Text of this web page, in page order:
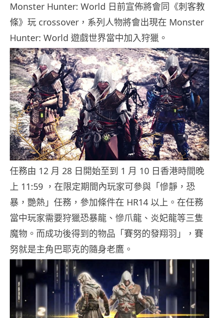
Monster Hunter: World 日前宣佈將會同《刺客教
條》玩 crossover，系列人物將會出現在 Monster
Hunter: World 遊戲世界當中加入狩獵。
任務由 12 月 28 日開始至到 1 月 10 日香港時間晚
上 11:59 ，在限定期間內玩家可參與「慘靜，恐
暴，艷熱」任務，參加條件在 HR14 以上。在任務
當中玩家需要狩獵恐暴龍、慘爪龍、炎妃龍等三隻
魔物。而成功後得到的物品「賽努的發翔羽」，賽
努就是主角巴耶克的隨身老鷹。